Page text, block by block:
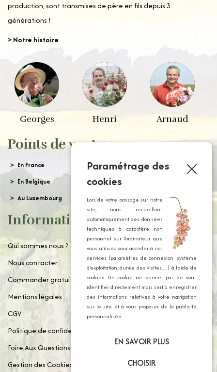
production, sont transmises de père en fils depuis 3
générations !
> Notre histoire
Georges Henri Arnaud
Points de vente
En France
En Belgique
Au Luxembourg
Informations
Qui sommes nous ?
Nous contacter
Commander gratuitement notre catalogue
Mentions légales
CGV
Politique de confidentialité
Foire Aux Questions
Gestion des Cookies
Paramétrage des
cookies
Lors de votre passage sur notre
site, nous recueillons
automatiquement des données
techniques à caractère non
personnel sur l’ordinateur que
vous utilisez pour accéder à nos
services (paramètres de connexion, système
d’exploitation, durée des visites…) à l’aide de
cookies. Un cookie ne permet pas de vous
identifier directement mais sert à enregistrer
des informations relatives à votre navigation
sur le site et à vous proposer de la publicité
personnalisée.
EN SAVOIR PLUS
CHOISIR